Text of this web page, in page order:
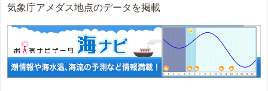
気象庁アメダス地点のデータを掲載